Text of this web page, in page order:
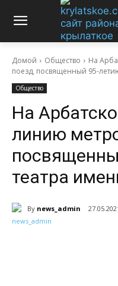
Домой Общество
На
поезд, посвященный 95-
Общество
На
линию
театра
By news_admin